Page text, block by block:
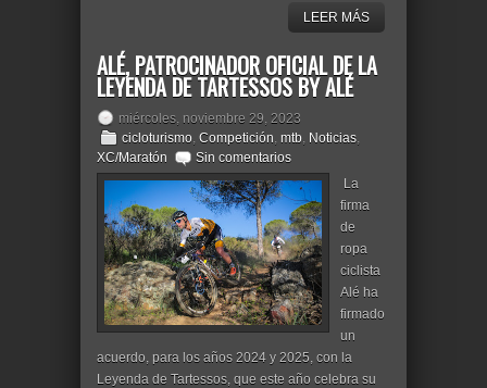
LEER MÁS
ALÉ, PATROCINADOR OFICIAL DE LA
LEYENDA DE TARTESSOS BY ALÉ
miércoles, noviembre 29, 2023
cicloturismo, Competición, mtb, Noticias,
XC/Maratón
Sin comentarios
La
firma
de
ropa
ciclista
Alé ha
firmado
un
acuerdo, para los años 2024 y 2025, con la
Leyenda de Tartessos, que este año celebra su